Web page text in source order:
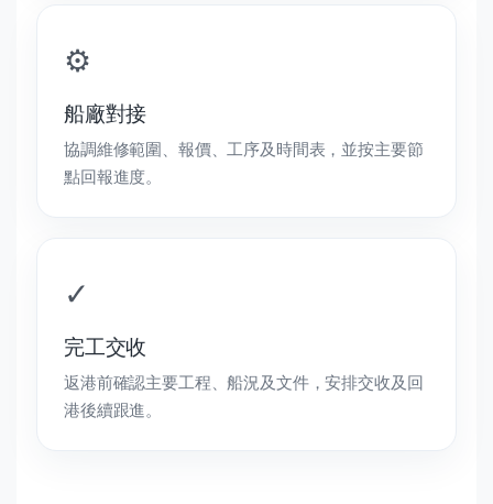
⚙
船廠對接
協調維修範圍、報價、工序及時間表，並按主要節
點回報進度。
✓
完工交收
返港前確認主要工程、船況及文件，安排交收及回
港後續跟進。